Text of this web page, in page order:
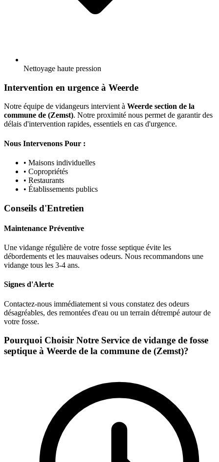
Nettoyage haute pression
Intervention en urgence à Weerde
Notre équipe de vidangeurs intervient à Weerde section de la
commune de (Zemst). Notre proximité nous permet de garantir des
délais d'intervention rapides, essentiels en cas d'urgence.
Nous Intervenons Pour :
• Maisons individuelles
• Copropriétés
• Restaurants
• Établissements publics
Conseils d'Entretien
Maintenance Préventive
Une vidange régulière de votre fosse septique évite les
débordements et les mauvaises odeurs. Nous recommandons une
vidange tous les 3-4 ans.
Signes d'Alerte
Contactez-nous immédiatement si vous constatez des odeurs
désagréables, des remontées d'eau ou un terrain détrempé autour de
votre fosse.
Pourquoi Choisir Notre Service de vidange de fosse
septique à Weerde de la commune de (Zemst)?